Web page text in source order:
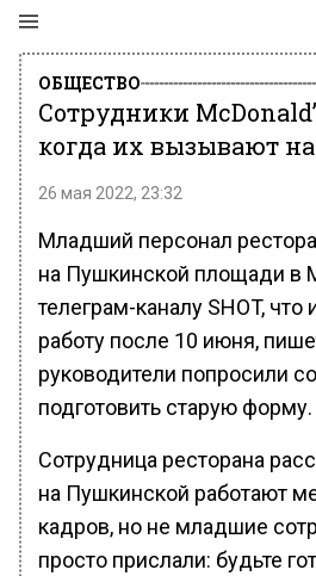
ОБЩЕСТВО
Сотрудники
когда их вызывают на
26 мая 2022, 23:32
Младший персонал
на Пушкинской площади в
телеграм-каналу SHOT,
работу после 10 июня,
руководители попросили
подготовить старую форму.
Сотрудница ресторана
на Пушкинской работают
кадров, но не младшие
просто прислали: будьте